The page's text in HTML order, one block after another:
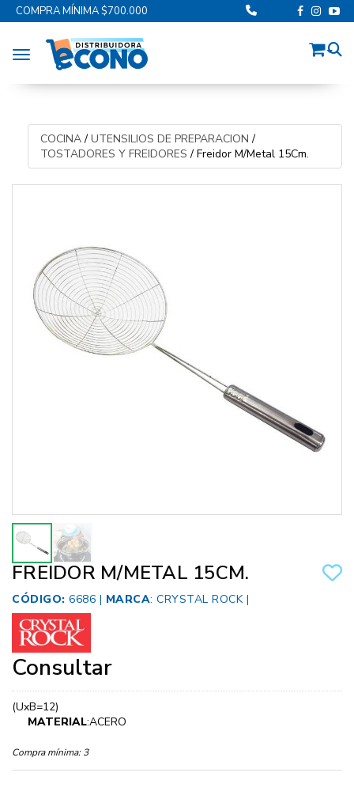
COMPRA MÍNIMA $700.000
Toggle navigation
COCINA/ UTENSILIOS DE PREPARACION /
TOSTADORES Y FREIDORES / Freidor M/Metal 15Cm.
FREIDOR M/METAL 15CM.
CÓDIGO: 6686 | MARCA: CRYSTAL ROCK|
Consultar
(UxB=12)
MATERIAL:ACERO
Compra mínima: 3